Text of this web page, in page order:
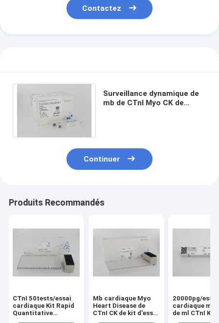
Contactez
Surveillance dynamique de
mb de CTnI Myo CK de
Continuer
Produits Recommandés
CTnI 50tests/essai
cardiaque Kit Rapid
Quantitative
Mb cardiaque Myo
Heart Disease de
CTnI CK de kit d'essai
20000pg/essai
cardiaque
de ml CTnI Kit